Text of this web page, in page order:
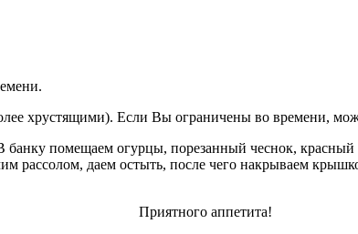
хрустящими). Если Вы ограничены во времени,
помещаем огурцы, порезанный чеснок,
рассолом, даем остыть, после чего накрываем
Приятного аппетита!